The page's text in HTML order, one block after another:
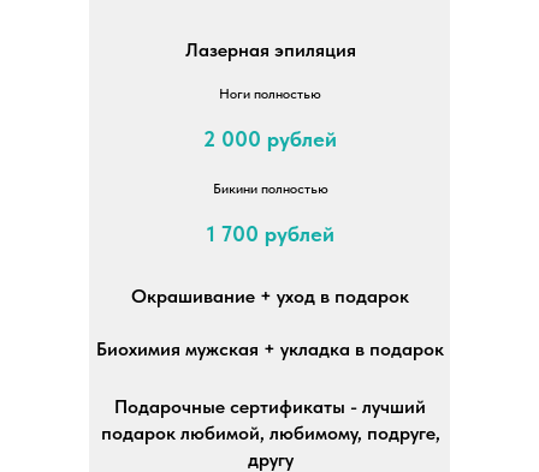
Окрашивание + уход в подарок
Биохимия мужская + укладка в подарок
Лазерная эпиляция
Ноги полностью
Бикини полностью
2 000 рублей
1 700 рублей
Подарочные сертификаты - лучший
подарок любимой, любимому, подруге,
другу